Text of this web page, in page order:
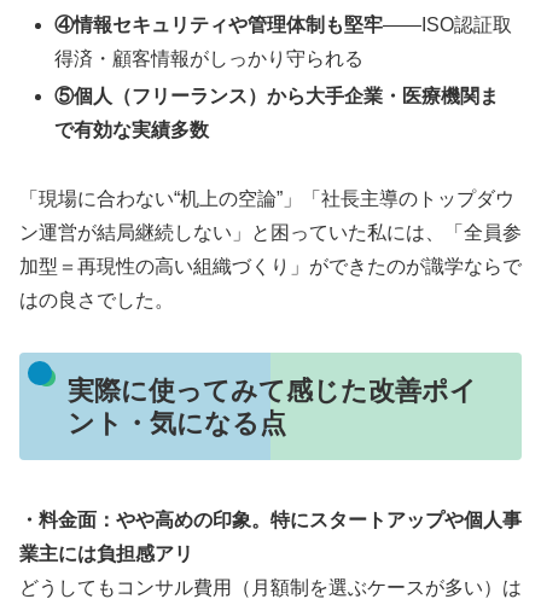
④情報セキュリティや管理体制も堅牢——ISO認証取
得済・顧客情報がしっかり守られる
⑤個人（フリーランス）から大手企業・医療機関ま
で有効な実績多数
「現場に合わない“机上の空論”」「社長主導のトップダウ
ン運営が結局継続しない」と困っていた私には、「全員参
加型＝再現性の高い組織づくり」ができたのが識学ならで
はの良さでした。
実際に使ってみて感じた改善ポイ
ント・気になる点
・料金面：やや高めの印象。特にスタートアップや個人事
業主には負担感アリ
どうしてもコンサル費用（月額制を選ぶケースが多い）は